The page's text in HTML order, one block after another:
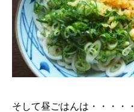
そして昼ごはんは・・・・・